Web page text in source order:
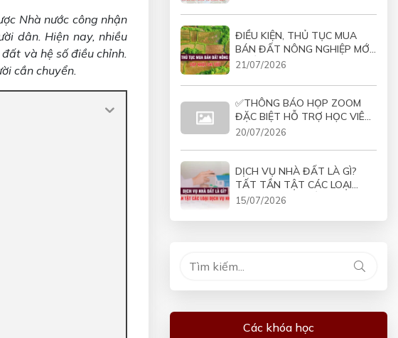
Nhà nước công nhận
dân. Hiện nay, nhiều
và hệ số điều chỉnh.
cần chuyển.
ĐIỀU KIỆN, THỦ TỤC MUA
BÁN ĐẤT NÔNG NGHIỆP MỚI
NHẤT
21/07/2026
✅THÔNG BÁO HỌP ZOOM
ĐẶC BIỆT HỖ TRỢ HỌC VIÊN
COMBO VÀO 19H30 NGÀY
20/07/2026
DỊCH VỤ NHÀ ĐẤT LÀ GÌ?
TẤT TẦN TẬT CÁC LOẠI
DỊCH VỤ NHÀ ĐẤT
15/07/2026
Các khóa học